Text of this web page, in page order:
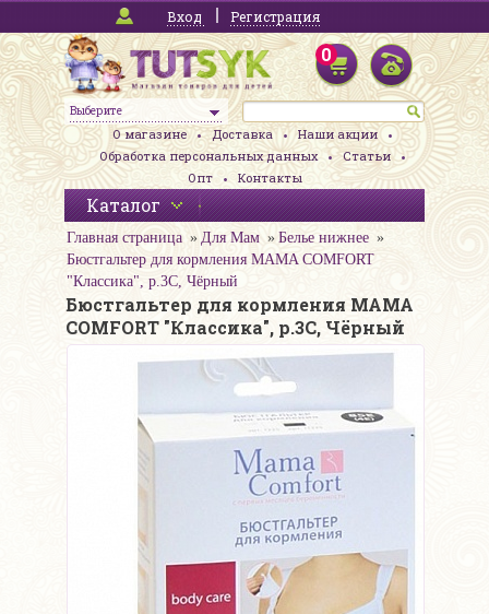
Вход Регистрация
Выберите
0
О магазине Доставка
Наши акции
Обработка персональных данных
Статьи
Опт
Контакты
Каталог
Главная страница Для Мам
Белье нижнее
Бюстгальтер для кормления MAMA COMFORT
"Классика", р.3С, Чёрный
Бюстгальтер для кормления MAMA
COMFORT "Классика", р.3С, Чёрный